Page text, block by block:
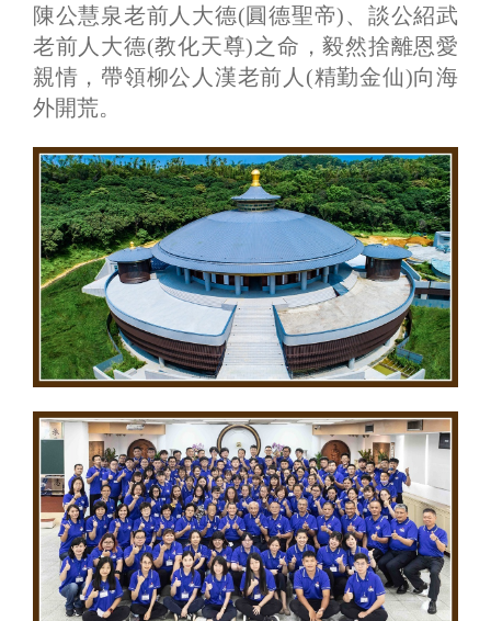
陳公慧泉老前人大德(圓德聖帝)、談公紹武
老前人大德(教化天尊)之命，毅然捨離恩愛
親情，帶領柳公人漢老前人(精勤金仙)向海
外開荒。